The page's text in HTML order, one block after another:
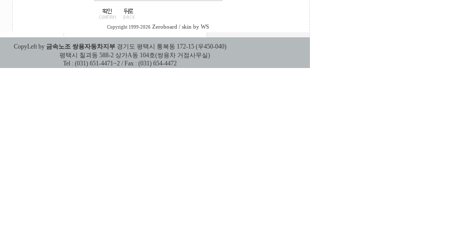
Copyright 1999-2026 Zeroboard / skin by WS
CopyLeft by 금속노조 쌍용자동차지부경기도 평택시 통복동 172-15 (우450-040)
평택시 칠괴동 588-2 상가A동 104호(쌍용차 거점사무실)
Tel : (031) 651-4471~2 / Fax : (031) 654-4472